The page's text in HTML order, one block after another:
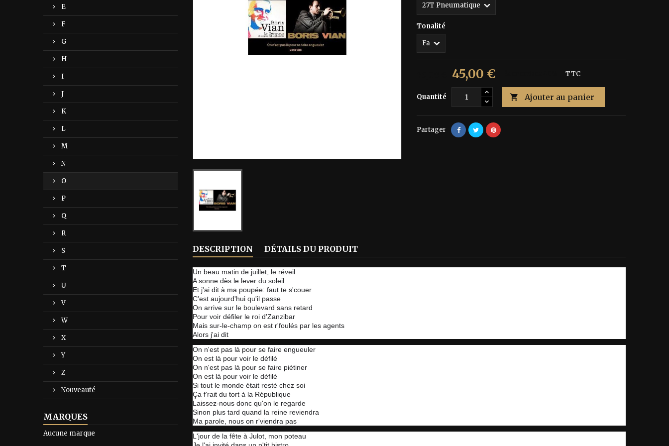
E
F
G
H
I
J
K
L
M
N
O
P
Q
R
S
T
U
V
W
X
Y
Z
Nouveauté
MARQUES
Aucune marque
Tonalité
45,00 € TTC
Quantité  Ajouter au panier
Partager
DESCRIPTION DÉTAILS DU PRODUIT
Un beau matin de juillet, le réveil
A sonne dès le lever du soleil
Et j'ai dit à ma poupée: faut te s'couer
C'est aujourd'hui qu'il passe
On arrive sur le boulevard sans retard
Pour voir défiler le roi d'Zanzibar
Mais sur-le-champ on est r'foulés par les agents
Alors j'ai dit
On n'est pas là pour se faire engueuler
On est là pour voir le défilé
On n'est pas là pour se faire piétiner
On est là pour voir le défilé
Si tout le monde était resté chez soi
Ça f'rait du tort à la République
Laissez-nous donc qu'on le regarde
Sinon plus tard quand la reine reviendra
Ma parole, nous on r'viendra pas
L'jour de la fête à Julot, mon poteau